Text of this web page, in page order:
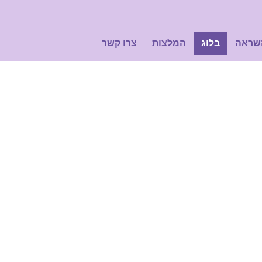
בלוג המלצות צרו קשר